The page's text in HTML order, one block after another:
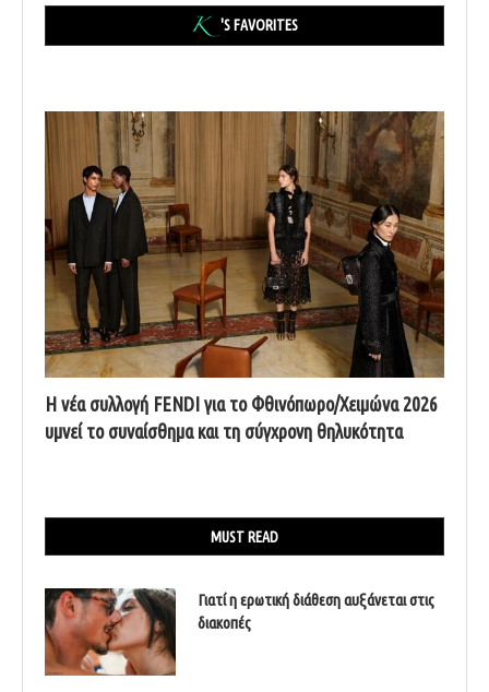
'S FAVORITES
Η νέα συλλογή FENDI για το Φθινόπωρο/Χειμώνα 2026
υμνεί το συναίσθημα και τη σύγχρονη θηλυκότητα
MUST READ
Γιατί η ερωτική διάθεση αυξάνεται στις
διακοπές